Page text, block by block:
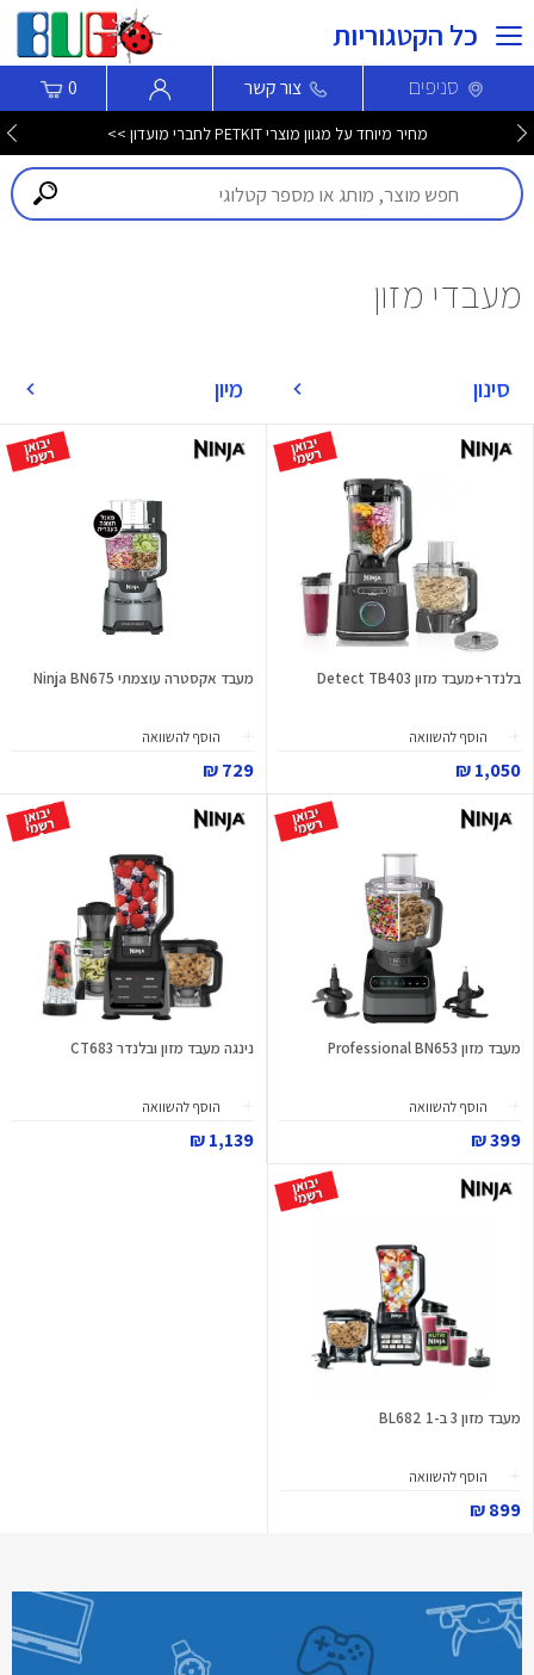
כל הקטגוריות
סניפים צור קשר 0
מחיר מיוחד על מגוון מוצרי PETKIT לחברי מועדון >>
מעבדי מזון
סינון מיון
בלנדר+מעבד מזון Detect TB403
הוסף להשוואה
1,050 ₪
מעבד אקסטרה עוצמתי Ninja BN675
הוסף להשוואה
729 ₪
מעבד מזון Professional BN653
הוסף להשוואה
399 ₪
נינגה מעבד מזון ובלנדר CT683
הוסף להשוואה
1,139 ₪
מעבד מזון 3 ב-1 BL682
הוסף להשוואה
899 ₪